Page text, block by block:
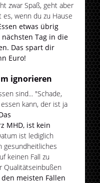
zwar Spaß, geht aber
wenn du zu Hause
etwas übrig
Tag in die
Das spart dir
Euro!
ignorieren
sind... "Schade,
kann, der ist ja
MHD, ist kein
ist lediglich
gesundheitliches
keinen Fall zu
Qualitätseinbußen
meisten Fällen